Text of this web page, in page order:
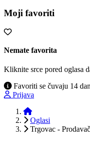
Moji favoriti
Nemate favorita
Kliknite srce pored oglasa
Favoriti se čuvaju 14
Prijava
Početna
Oglasi
Trgovac -